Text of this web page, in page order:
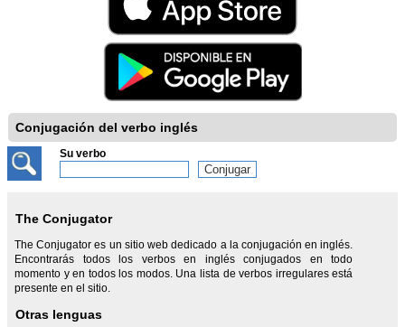
Conjugación del verbo inglés
Su verbo
The Conjugator
The Conjugator es un sitio web dedicado a la conjugación en inglés.
Encontrarás todos los verbos en inglés conjugados en todo
momento y en todos los modos. Una lista de verbos irregulares está
presente en el sitio.
Otras lenguas